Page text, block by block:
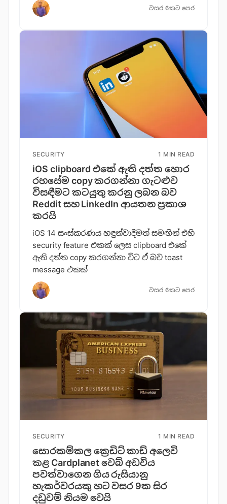
වසර 6කට පෙර
SECURITY 1 MIN READ
iOS clipboard එකේ ඇති දත්ත හොර
රහසේම copy කරගන්නා ගැටළුව
විසඳීමට කටයුතු කරනු ලබන බව
Reddit සහ LinkedIn ආයතන ප්‍රකාශ
කරයි
iOS 14 සංස්කරණය හඳුන්වාදීමත් සමඟින් එහි
security feature එකක් ලෙස clipboard එකේ
ඇති දත්ත copy කරගන්නා විට ඒ බව toast
message එකක්
වසර 6කට පෙර
SECURITY 1 MIN READ
සොරකම්කල ක්‍රෙඩිට් කාඩ් අලෙවි
කළ Cardplanet වෙබ් අඩවිය
පවත්වාගෙන ගිය රුසියානු
හැකර්වරයකු හට වසර 9ක සිර
දඩුවම් නියම වෙයි